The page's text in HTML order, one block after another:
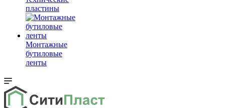
пластины
Монтажные
бутиловые
ленты